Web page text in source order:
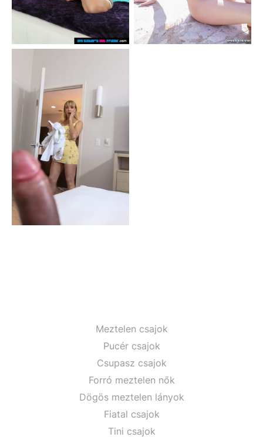
Meztelen csajok
Pucér csajok
Csupasz csajok
Forró meztelen nők
Dögös meztelen lányok
Fiatal csajok
Tini csajok